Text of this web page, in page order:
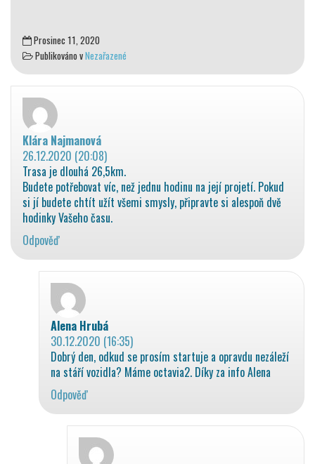
Prosinec 11, 2020
Publikováno vNezařazené
Klára Najmanová
26.12.2020 (20:08)
Trasa je dlouhá 26,5km.
Budete potřebovat víc, než jednu hodinu na její projetí. Pokud
si jí budete chtít užít všemi smysly, připravte si alespoň dvě
hodinky Vašeho času.
Odpověď
Alena Hrubá
30.12.2020 (16:35)
Dobrý den, odkud se prosím startuje a opravdu nezáleží
na stáří vozidla? Máme octavia2. Díky za info Alena
Odpověď